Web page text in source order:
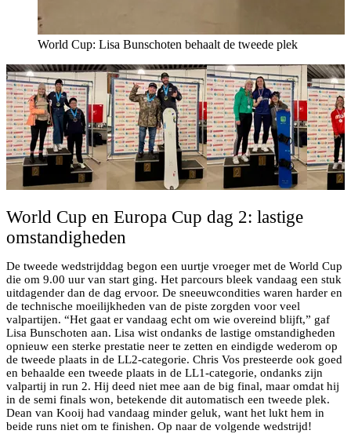
World Cup: Lisa Bunschoten behaalt de tweede plek
World Cup en Europa Cup dag 2: lastige
omstandigheden
De tweede wedstrijddag begon een uurtje vroeger met de World Cup
die om 9.00 uur van start ging. Het parcours bleek vandaag een stuk
uitdagender dan de dag ervoor. De sneeuwcondities waren harder en
de technische moeilijkheden van de piste zorgden voor veel
valpartijen. “Het gaat er vandaag echt om wie overeind blijft,” gaf
Lisa Bunschoten aan. Lisa wist ondanks de lastige omstandigheden
opnieuw een sterke prestatie neer te zetten en eindigde wederom op
de tweede plaats in de LL2-categorie. Chris Vos presteerde ook goed
en behaalde een tweede plaats in de LL1-categorie, ondanks zijn
valpartij in run 2. Hij deed niet mee aan de big final, maar omdat hij
in de semi finals won, betekende dit automatisch een tweede plek.
Dean van Kooij had vandaag minder geluk, want het lukt hem in
beide runs niet om te finishen. Op naar de volgende wedstrijd!